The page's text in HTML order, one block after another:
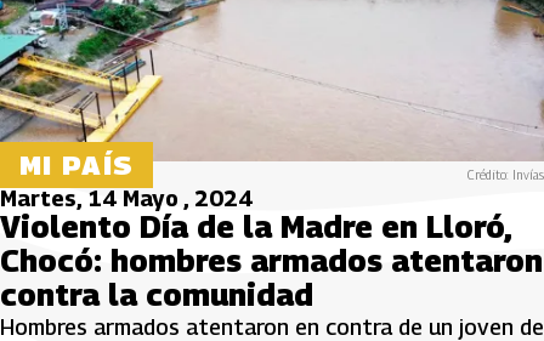
MI PAÍS Crédito: Invías
Martes, 14 Mayo , 2024
Violento Día de la Madre en Lloró,
Chocó: hombres armados atentaron
contra la comunidad
Hombres armados atentaron en contra de un joven de